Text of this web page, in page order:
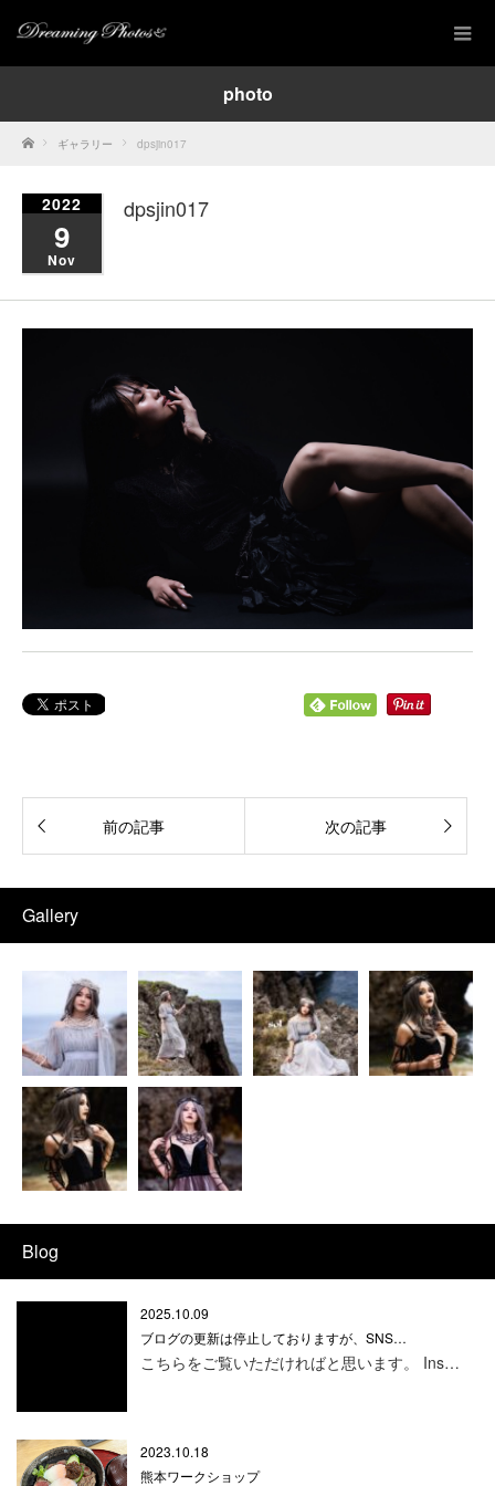
photo
Home ギャラリー dpsjin017
2022
9
Nov
dpsjin017
前の記事 次の記事
Gallery
Blog
2025.10.09
ブログの更新は停止しておりますが、SNS…
こちらをご覧いただければと思います。 Ins…
2023.10.18
熊本ワークショップ